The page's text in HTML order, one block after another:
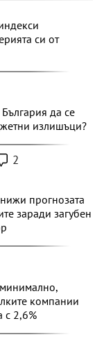
си от
да се
излишъци?
2
прогнозата
заради загубен
минимално,
компании
с 2,6%